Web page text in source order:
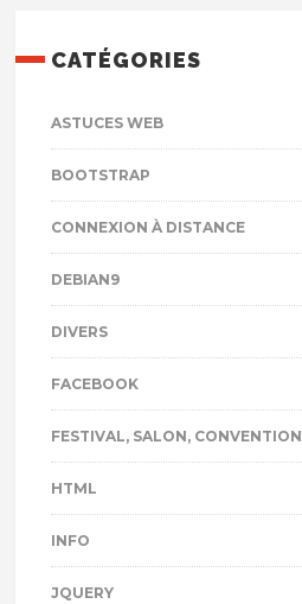
CATÉGORIES
ASTUCES WEB
BOOTSTRAP
CONNEXION À DISTANCE
DEBIAN9
DIVERS
FACEBOOK
FESTIVAL, SALON, CONVENTION
HTML
INFO
JQUERY